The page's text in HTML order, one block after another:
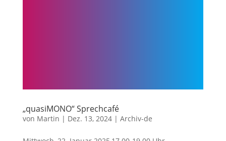
„quasiMONO“ Sprechcafé
von Martin | Dez. 13, 2024| Archiv-de